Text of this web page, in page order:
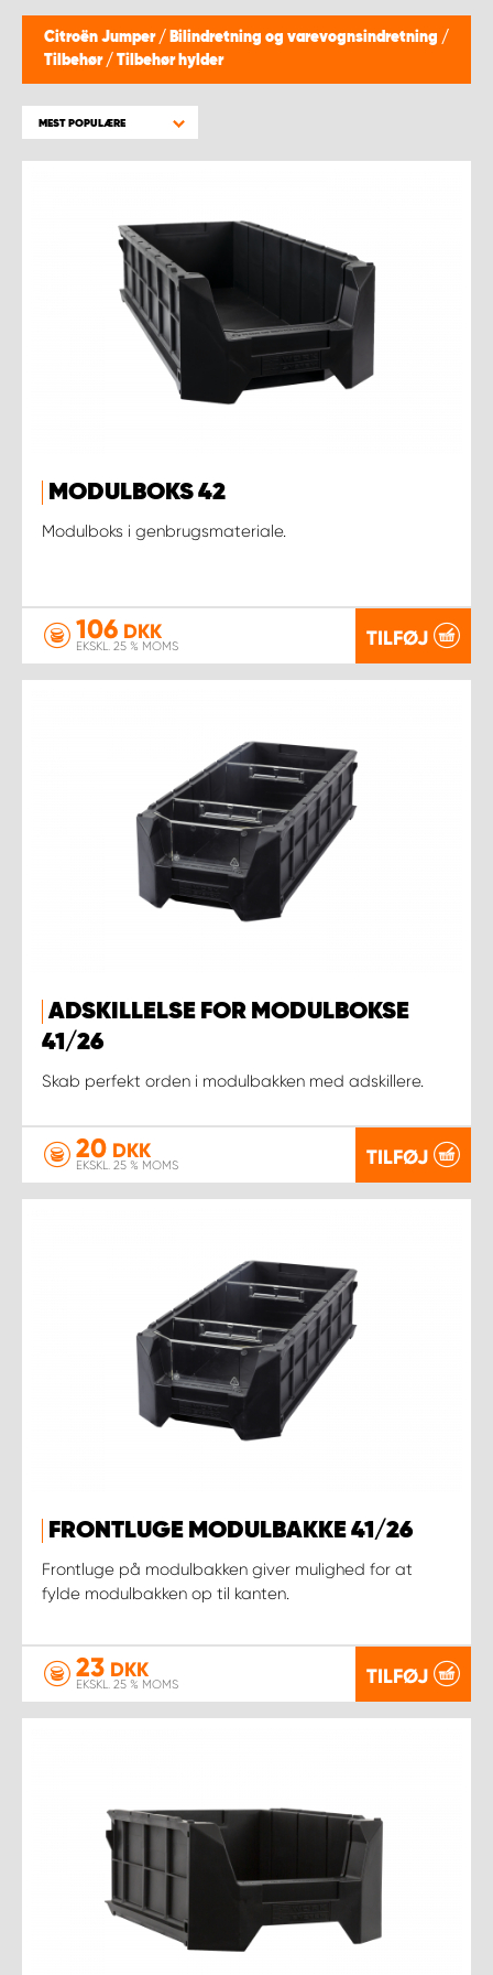
Citroën Jumper / Bilindretning og varevognsindretning /
Tilbehør / Tilbehør hylder
MEST POPULÆRE
MODULBOKS 42
Modulboks i genbrugsmateriale.
106 DKK
EKSKL. 25 % MOMS TILFØJ
ADSKILLELSE FOR MODULBOKSE
41/26
Skab perfekt orden i modulbakken med adskillere.
20 DKK
EKSKL. 25 % MOMS TILFØJ
FRONTLUGE MODULBAKKE 41/26
Frontluge på modulbakken giver mulighed for at
fylde modulbakken op til kanten.
23 DKK
EKSKL. 25 % MOMS TILFØJ